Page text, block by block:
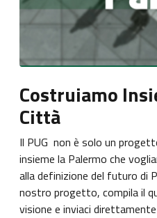
Costruiamo
Città
Il PUG non è solo un
insieme la Palermo che
alla definizione del futuro di
nostro progetto, compila il
visione e inviaci